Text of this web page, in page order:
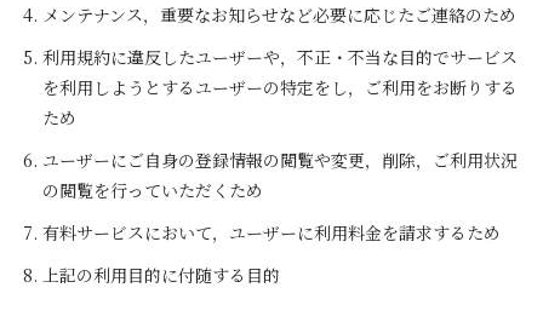
メンテナンス，重要なお知らせなど必要に応じたご連絡のため
利用規約に違反したユーザーや，不正・不当な目的でサービス
を利用しようとするユーザーの特定をし，ご利用をお断りする
ため
ユーザーにご自身の登録情報の閲覧や変更，削除，ご利用状況
の閲覧を行っていただくため
有料サービスにおいて，ユーザーに利用料金を請求するため
上記の利用目的に付随する目的